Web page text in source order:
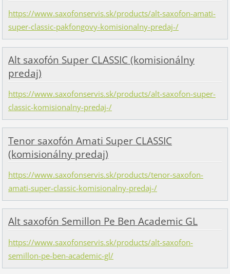
https://www.saxofonservis.sk/products/alt-saxofon-amati-
super-classic-pakfongovy-komisionalny-predaj-/
Alt saxofón Super CLASSIC (komisionálny
predaj)
https://www.saxofonservis.sk/products/alt-saxofon-super-
classic-komisionalny-predaj-/
Tenor saxofón Amati Super CLASSIC
(komisionálny predaj)
https://www.saxofonservis.sk/products/tenor-saxofon-
amati-super-classic-komisionalny-predaj-/
Alt saxofón Semillon Pe Ben Academic GL
https://www.saxofonservis.sk/products/alt-saxofon-
semillon-pe-ben-academic-gl/